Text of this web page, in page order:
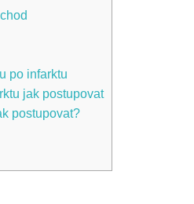
po infarktu
jak postupovat
postupovat?